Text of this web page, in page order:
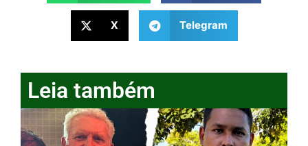
X Telegram
Leia também